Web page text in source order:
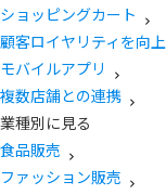
ショッピングカート
顧客ロイヤリティを向上
モバイルアプリ
複数店舗との連携
業種別に見る
食品販売
ファッション販売